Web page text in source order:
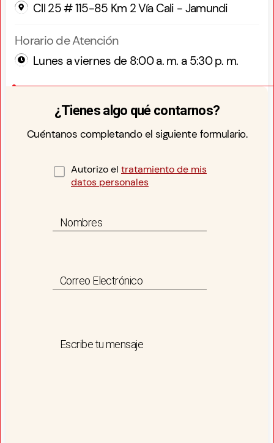
Cll 25 # 115-85 Km 2 Vía Cali - Jamundi
Horario de Atención
Lunes a viernes de 8:00 a. m. a 5:30 p. m.
¿Tienes algo qué contarnos?
Cuéntanos completando el siguiente formulario.
Autorizo el tratamiento de mis
datos personales
Nombres
Correo Electrónico
Escribe tu mensaje